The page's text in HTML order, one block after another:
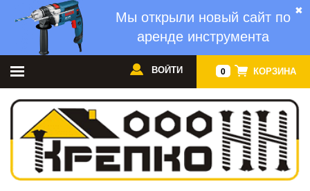
✖
Мы открыли новый сайт по
аренде инструмента
0 КОРЗИНА
ВОЙТИ